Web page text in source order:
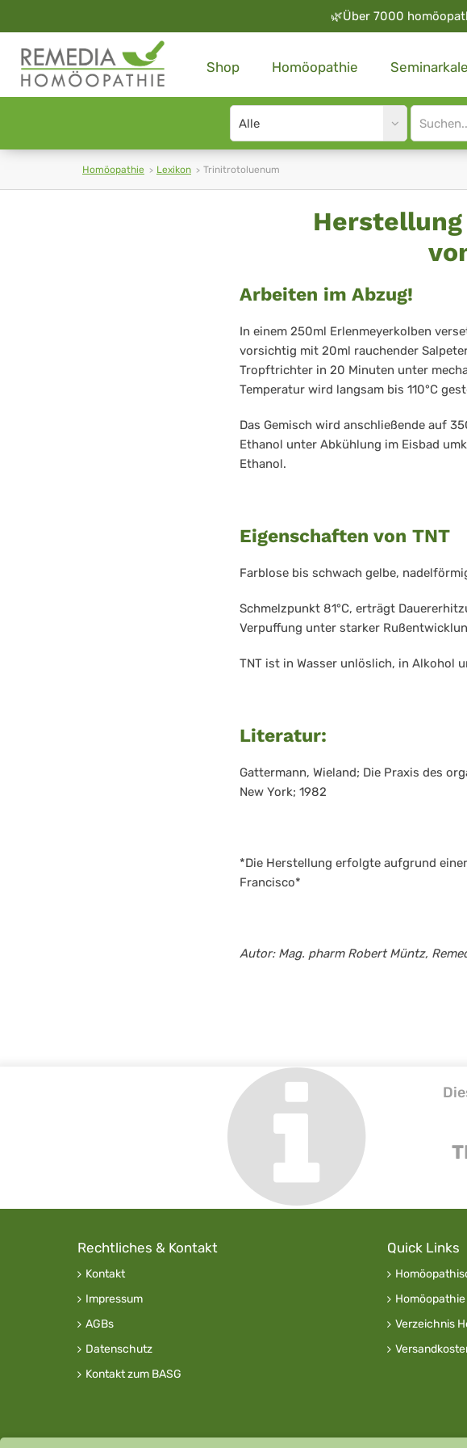
🌿Über 7000
Shop Homöopathie
Search
type
Site
search
Homöopathie Lexikon Trinitrotoluenum
Arbeiten im Abzug!
In einem 250ml Erlenmeyerkolben
vorsichtig mit 20ml rauchender
Tropftrichter in 20 Minuten unter
Temperatur wird langsam bis 110°C
Das Gemisch wird anschließende auf
Ethanol unter Abkühlung im Eisbad
Ethanol.
Eigenschaften von TNT
Farblose bis schwach gelbe,
Schmelzpunkt 81°C, erträgt
Verpuffung unter starker
TNT ist in Wasser unlöslich, in Alkohol
Literatur:
Gattermann, Wieland; Die Praxis des
New York; 1982
*Die Herstellung erfolgte aufgrund
Francisco*
Autor: Mag. pharm Robert Müntz,
Rechtliches & Kontakt
Kontakt
Impressum
AGBs
Datenschutz
Kontakt zum BASG
Quick Links
Verzeichnis